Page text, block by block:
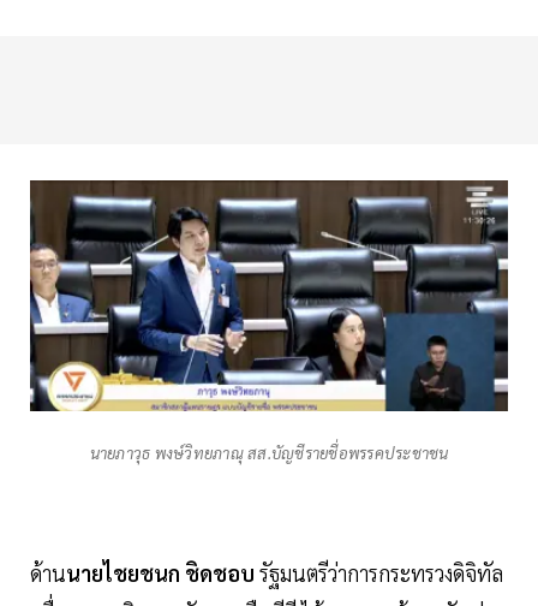
นายภาวุธ พงษ์วิทยภาณุ สส.บัญชีรายชื่อพรรคประชาชน
ด้านนายไชยชนก ชิดชอบ รัฐมนตรีว่าการกระทรวงดิจิทัล